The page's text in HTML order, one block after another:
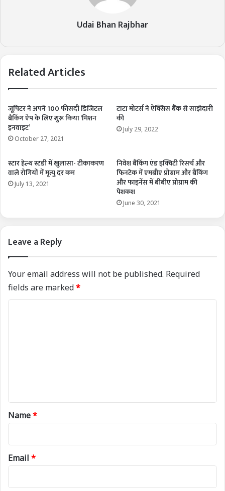
Udai Bhan Rajbhar
Related Articles
जूपिटर ने अपने 100 फीसदी डिजिटल
बैंकिंग ऐप के लिए शुरू किया ‘मिशन
इनवाइट’
October 27, 2021
टाटा मोटर्स ने ऐक्सिस बैंक से साझेदारी
की
July 29, 2022
स्टार हेल्थ स्टडी में खुलासा- टीकाकरण
वाले रोगियों में मृत्यु दर कम
July 13, 2021
निवेश बैंकिंग एंड इक्विटी रिसर्च और
फिनटेक में एमबीए प्रोग्राम और बैंकिंग
और फाइनेंस में बीबीए प्रोग्राम की
पेशकश
June 30, 2021
Leave a Reply
Your email address will not be published. Required
fields are marked*
*
Name*
Email *